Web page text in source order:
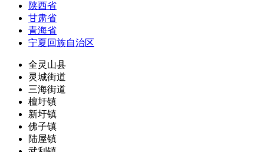
陕西省
甘肃省
青海省
宁夏回族自治区
全灵山县
灵城街道
三海街道
檀圩镇
新圩镇
佛子镇
陆屋镇